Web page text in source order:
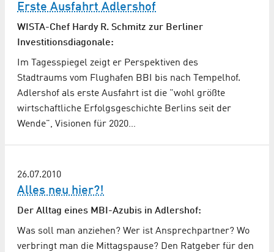
Erste Ausfahrt Adlershof
WISTA-Chef Hardy R. Schmitz zur Berliner
Investitionsdiagonale:
Im Tagesspiegel zeigt er Perspektiven des
Stadtraums vom Flughafen BBI bis nach Tempelhof.
Adlershof als erste Ausfahrt ist die "wohl größte
wirtschaftliche Erfolgsgeschichte Berlins seit der
Wende", Visionen für 2020…
26.07.2010
Alles neu hier?!
Der Alltag eines MBI-Azubis in Adlershof:
Was soll man anziehen? Wer ist Ansprechpartner? Wo
verbringt man die Mittagspause? Den Ratgeber für den